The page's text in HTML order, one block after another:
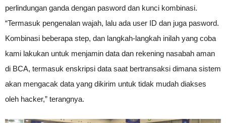
perlindungan ganda dengan pasword dan kunci kombinasi.
“Termasuk pengenalan wajah, lalu ada user ID dan juga pasword.
Kombinasi beberapa step, dan langkah-langkah inilah yang coba
kami lakukan untuk menjamin data dan rekening nasabah aman
di BCA, termasuk enskripsi data saat bertransaksi dimana sistem
akan mengacak data yang dikirim untuk tidak mudah diakses
oleh hacker,” terangnya.